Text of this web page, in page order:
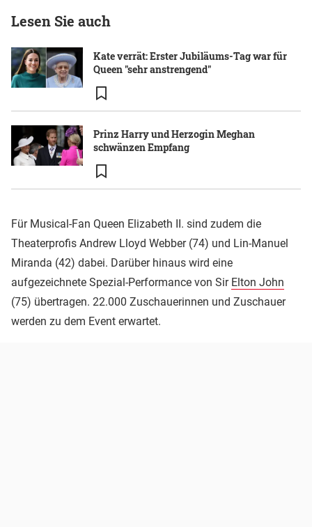
Lesen Sie auch
Kate verrät: Erster Jubiläums-Tag war für
Queen "sehr anstrengend"
Prinz Harry und Herzogin Meghan
schwänzen Empfang
Für Musical-Fan Queen Elizabeth II. sind zudem die
Theaterprofis Andrew Lloyd Webber (74) und Lin-Manuel
Miranda (42) dabei. Darüber hinaus wird eine
aufgezeichnete Spezial-Performance von Sir Elton John
(75) übertragen. 22.000 Zuschauerinnen und Zuschauer
werden zu dem Event erwartet.